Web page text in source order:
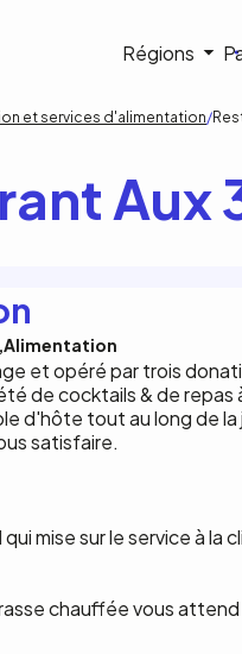
Régions
et services d'alimentation
Aux
Alimentation
et opéré par trois
de cocktails & de repas
d'hôte tout au long de
satisfaire.
mise sur le service à la
chauffée vous